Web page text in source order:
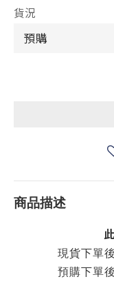
貨況
商品描述
現貨下單
預購下單